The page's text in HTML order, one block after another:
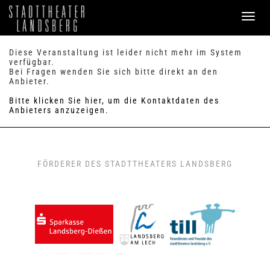
PROGRAMM
SERVICE
Preise & Sitzplan
Abonnements
Handicap
KONTAKT
Einmietung
ANMELDEN
Diese Veranstaltung ist leider nicht mehr im System
verfügbar.
Bei Fragen wenden Sie sich bitte direkt an den
Anbieter.
Bitte klicken Sie hier, um die Kontaktdaten des
Anbieters anzuzeigen.
FÖRDERER DES STADTTHEATERS LANDSBERG